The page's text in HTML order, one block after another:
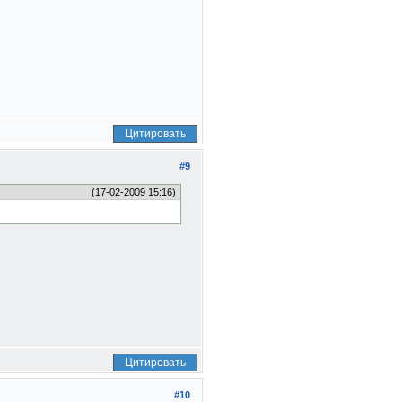
Цитировать
#9
(17-02-2009 15:16)
Цитировать
#10